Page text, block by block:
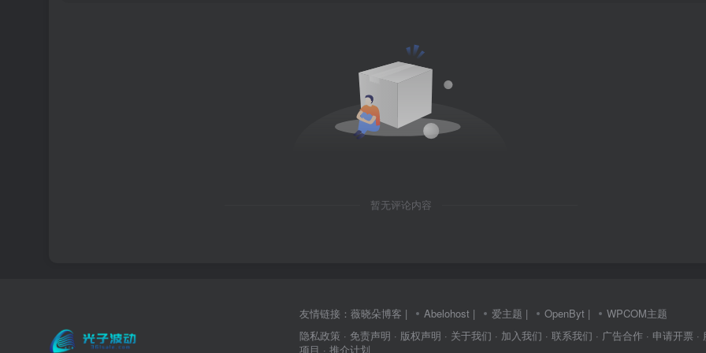
暂无评论内容
友情链接： 薇晓朵博客 | Abelohost | 爱主题 | OpenByt |
WPCOM主题
隐私政策 · 免责声明 · 版权声明 · 关于我们 · 加入我们 · 联系我们 · 广告合作 · 申请开票 ·
项目 · 推介计划